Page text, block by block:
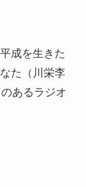
成を生きた
た（川栄李
あるラジオ